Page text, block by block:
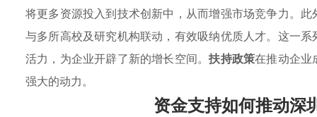
将更多资源投入到技术创新中，从而增强市场竞争力。
与多所高校及研究机构联动，有效吸纳优质人才。这一
活力，为企业开辟了新的增长空间。扶持政策在推动企业
强大的动力。
资金支持如何推动深